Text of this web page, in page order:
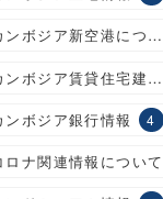
カンボジア新空港について
カンボジア賃貸住宅建設について
ンボジア銀行情報 4
ロナ関連情報について